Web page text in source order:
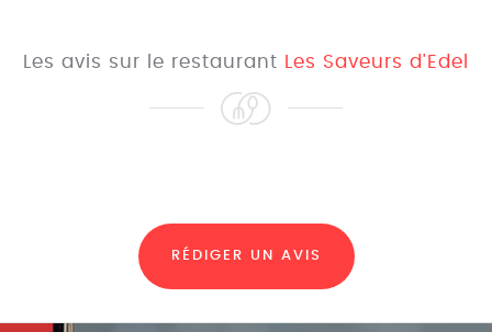
Les avis sur le restaurant Les Saveurs d'Edel
RÉDIGER UN AVIS